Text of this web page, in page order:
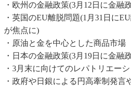
・欧州の金融政策(3月12日に金融
・英国のEU離脱問題(1月31日に
が焦点に)
・原油と金を中心とした商品市場
・日本の金融政策(3月19日に金融
・3月末に向けてのレパトリエー
・政府や日銀による円高牽制発言